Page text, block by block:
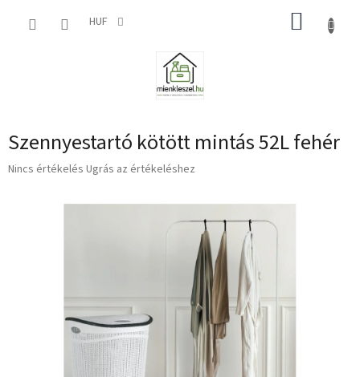
HUF KOSÁR
Szennyestartó kötött mintás 52L fehér
A
Nincs értékelés Ugrás az értékeléshez